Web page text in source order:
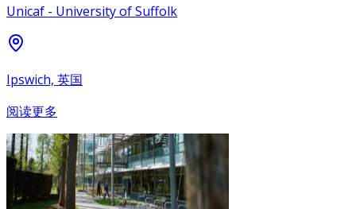
Unicaf - University of Suffolk
Ipswich, 英国
阅读更多